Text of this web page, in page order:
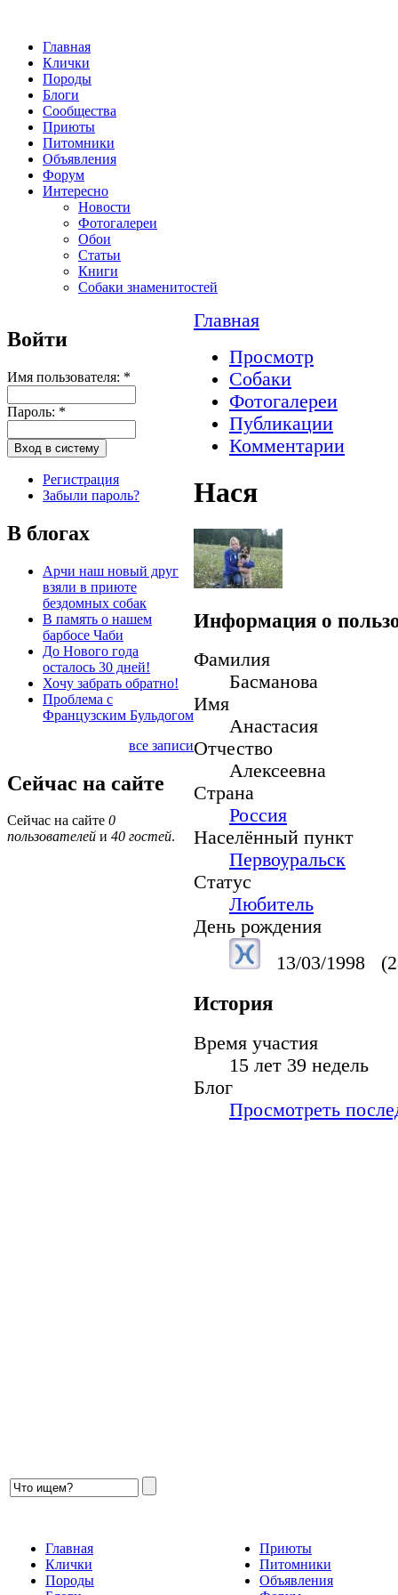
Главная
Клички
Породы
Блоги
Сообщества
Приюты
Питомники
Объявления
Форум
Интересно
Новости
Фотогалереи
Обои
Статьи
Книги
Собаки знаменитостей
Войти
Имя пользователя: *
Пароль: *
Регистрация
Забыли пароль?
В блогах
Арчи наш новый друг
взяли в приюте
бездомных собак
В память о нашем
барбосе Чаби
До Нового года
осталось 30 дней!
Хочу забрать обратно!
Проблема с
Французским Бульдогом
все записи
Сейчас на сайте
Сейчас на сайте 0
пользователей и 40 гостей.
Главная
Просмотр
Собаки
Фотогалереи
Публикации
Комментарии
Нася
Информация о
Фамилия
Басманова
Имя
Анастасия
Отчество
Алексеевна
Страна
Россия
Населённый пункт
Первоуральск
Статус
Любитель
День рождения
13/03/1998
История
Время участия
15 лет 39 недель
Блог
Просмотреть
Главная
Клички
Породы
Приюты
Питомники
Объявления